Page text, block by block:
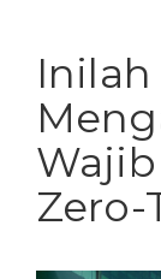
Inilah
Zero-